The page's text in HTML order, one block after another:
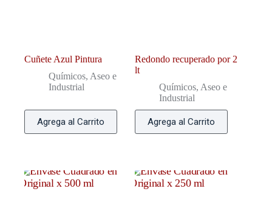
Cuñete Azul Pintura
Químicos, Aseo e
Industrial
Agrega al Carrito
Redondo recuperado por 2
lt
Químicos, Aseo e
Industrial
Agrega al Carrito